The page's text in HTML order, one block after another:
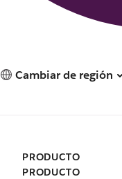
Cambiar de región
PRODUCTO
PRODUCTO